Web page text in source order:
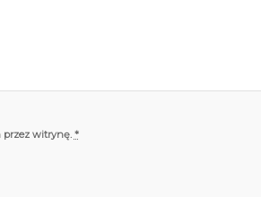
przez witrynę. *